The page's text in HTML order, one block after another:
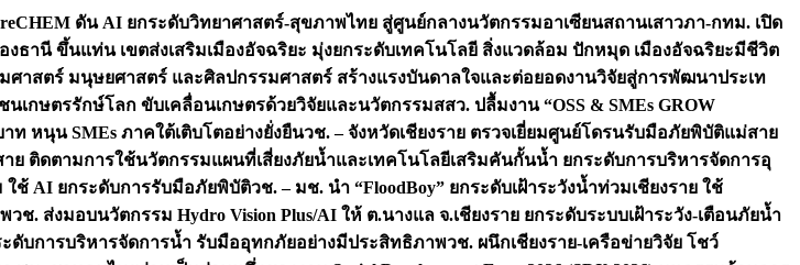
ดัน AI ยกระดับวิทยาศาสตร์-สุขภาพไทย สู่ศูนย์กลางนวัตกรรมอาเซียนสถานเสาวภา-กทม. เปิด
งธานี ขึ้นแท่น เขตส่งเสริมเมืองอัจฉริยะ มุ่งยกระดับเทคโนโลยี สิ่งแวดล้อม ปักหมุด เมืองอัจฉริยะมีชีวิต
าสตร์ มนุษยศาสตร์ และศิลปกรรมศาสตร์ สร้างแรงบันดาลใจและต่อยอดงานวิจัยสู่การพัฒนาประเท
เกษตรรักษ์โลก ขับเคลื่อนเกษตรด้วยวิจัยและนวัตกรรมสสว. ปลื้มงาน “OSS & SMEs GROW
ท หนุน SMEs ภาคใต้เติบโตอย่างยั่งยืนวช. – จังหวัดเชียงราย ตรวจเยี่ยมศูนย์โดรนรับมือภัยพิบัติแม่สาย
าย ติดตามการใช้นวัตกรรมแผนที่เสี่ยงภัยน้ำและเทคโนโลยีเสริมคันกั้นน้ำ ยกระดับการบริหารจัดการอุ
ใช้ AI ยกระดับการรับมือภัยพิบัติวช. – มช. นำ “FloodBoy” ยกระดับเฝ้าระวังน้ำท่วมเชียงราย ใช้
วช. ส่งมอบนวัตกรรม Hydro Vision Plus/AI ให้ ต.นางแล จ.เชียงราย ยกระดับระบบเฝ้าระวัง-เตือนภัยน้ำ
ดับการบริหารจัดการน้ำ รับมืออุทกภัยอย่างมีประสิทธิภาพวช. ผนึกเชียงราย-เครือข่ายวิจัย โชว์